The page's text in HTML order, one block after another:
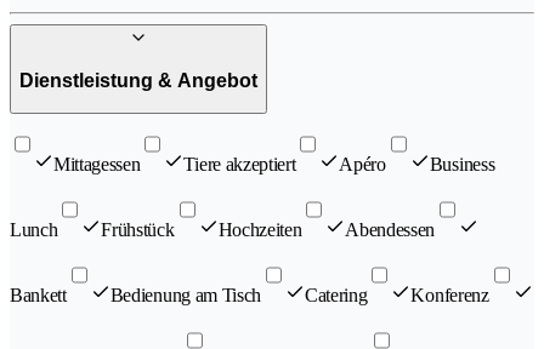
Dienstleistung & Angebot
Mittagessen Tiere akzeptiert Apéro Business
Lunch Frühstück Hochzeiten Abendessen
Bankett Bedienung am Tisch Catering Konferenz